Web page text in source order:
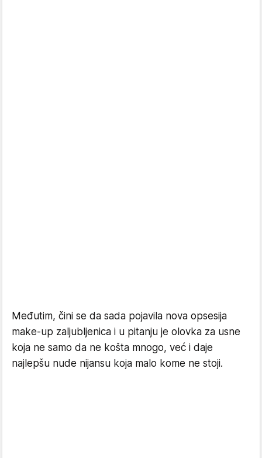
Međutim, čini se da sada pojavila nova opsesija
make-up zaljubljenica i u pitanju je olovka za usne
koja ne samo da ne košta mnogo, već i daje
najlepšu nude nijansu koja malo kome ne stoji.